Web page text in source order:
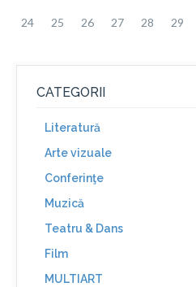
24 25 26 27 28 29
CATEGORII
Literatură
Arte vizuale
Conferinţe
Muzică
Teatru & Dans
Film
MULTIART